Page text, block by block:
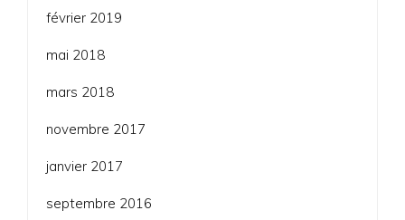
février 2019
mai 2018
mars 2018
novembre 2017
janvier 2017
septembre 2016